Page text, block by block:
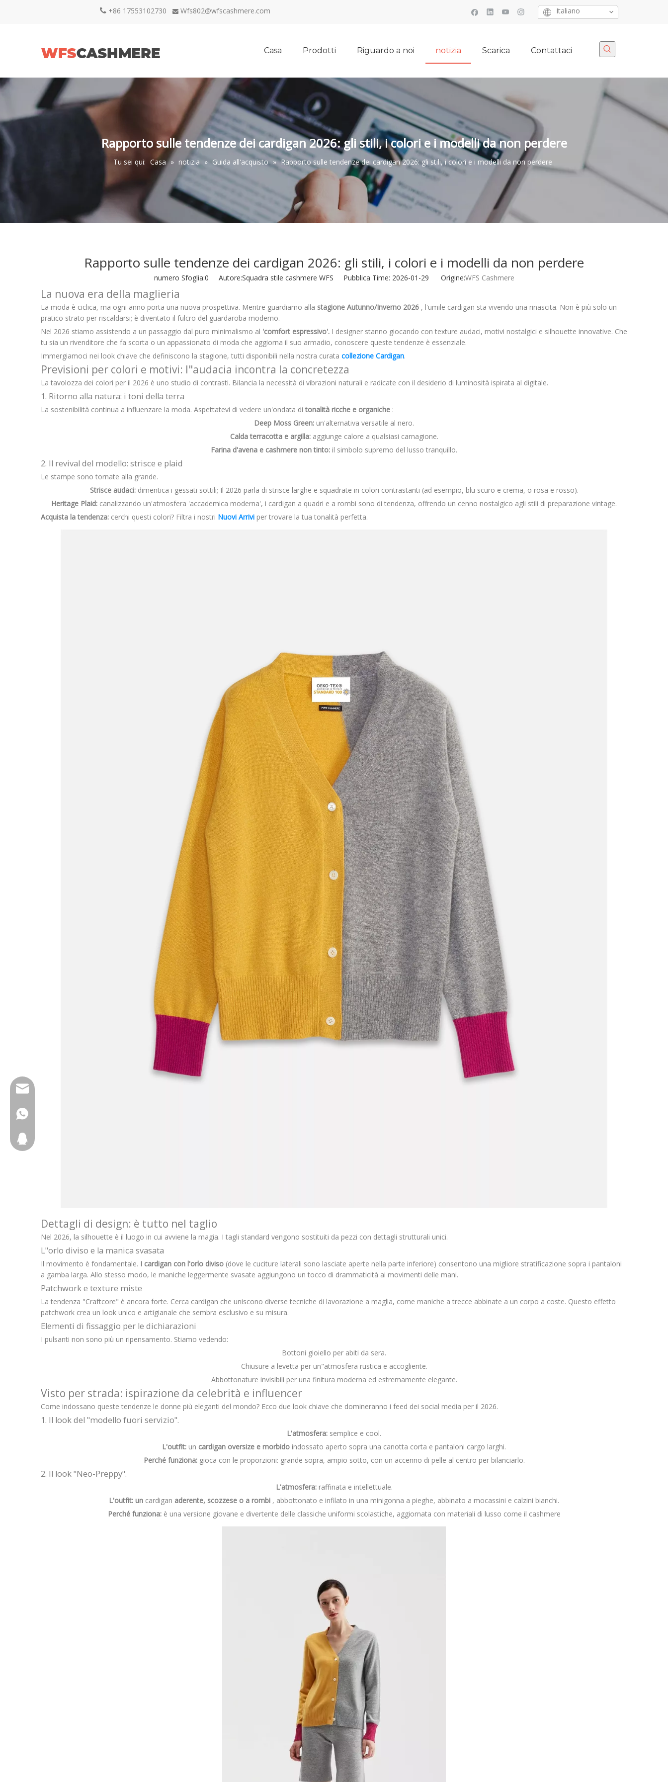
 +86 17553102730  Wfs802@wfscashmere.com Italiano
Casa Prodotti Riguardo a noi notizia Scarica Contattaci
Rapporto sulle tendenze dei cardigan 2026: gli stili, i colori e i modelli da non perdere
Tu sei qui: Casa » notizia » Guida all'acquisto » Rapporto sulle tendenze dei cardigan 2026: gli stili, i colori e i modelli da non perdere
Rapporto sulle tendenze dei cardigan 2026: gli stili, i colori e i modelli da non perdere
numero Sfoglia:0 Autore:Squadra stile cashmere WFS Pubblica Time: 2026-01-29 Origine:WFS Cashmere
La nuova era della maglieria
La moda è ciclica, ma ogni anno porta una nuova prospettiva. Mentre guardiamo alla stagione Autunno/Inverno 2026 , l'umile cardigan sta vivendo una rinascita. Non è più solo un
pratico strato per riscaldarsi; è diventato il fulcro del guardaroba moderno.
Nel 2026 stiamo assistendo a un passaggio dal puro minimalismo al 'comfort espressivo'. I designer stanno giocando con texture audaci, motivi nostalgici e silhouette innovative. Che
tu sia un rivenditore che fa scorta o un appassionato di moda che aggiorna il suo armadio, conoscere queste tendenze è essenziale.
Immergiamoci nei look chiave che definiscono la stagione, tutti disponibili nella nostra curata collezione Cardigan.
Previsioni per colori e motivi: l"audacia incontra la concretezza
La tavolozza dei colori per il 2026 è uno studio di contrasti. Bilancia la necessità di vibrazioni naturali e radicate con il desiderio di luminosità ispirata al digitale.
1. Ritorno alla natura: i toni della terra
La sostenibilità continua a influenzare la moda. Aspettatevi di vedere un'ondata ditonalità ricche e organiche :
Deep Moss Green: un'alternativa versatile al nero.
Calda terracotta e argilla: aggiunge calore a qualsiasi carnagione.
Farina d'avena e cashmere non tinto: il simbolo supremo del lusso tranquillo.
2. Il revival del modello: strisce e plaid
Le stampe sono tornate alla grande.
Strisce audaci: dimentica i gessati sottili; Il 2026 parla di strisce larghe e squadrate in colori contrastanti (ad esempio, blu scuro e crema, o rosa e rosso).
Heritage Plaid: canalizzando un'atmosfera 'accademica moderna', i cardigan a quadri e a rombi sono di tendenza, offrendo un cenno nostalgico agli stili di preparazione vintage.
Acquista la tendenza: cerchi questi colori? Filtra i nostri Nuovi Arrivi per trovare la tua tonalità perfetta.
Dettagli di design: è tutto nel taglio
Nel 2026, la silhouette è il luogo in cui avviene la magia. I tagli standard vengono sostituiti da pezzi con dettagli strutturali unici.
L"orlo diviso e la manica svasata
Il movimento è fondamentale. I cardigan con l'orlo diviso (dove le cuciture laterali sono lasciate aperte nella parte inferiore) consentono una migliore stratificazione sopra i pantaloni
a gamba larga. Allo stesso modo, le maniche leggermente svasate aggiungono un tocco di drammaticità ai movimenti delle mani.
Patchwork e texture miste
La tendenza "Craftcore" è ancora forte. Cerca cardigan che uniscono diverse tecniche di lavorazione a maglia, come maniche a trecce abbinate a un corpo a coste. Questo effetto
patchwork crea un look unico e artigianale che sembra esclusivo e su misura.
Elementi di fissaggio per le dichiarazioni
I pulsanti non sono più un ripensamento. Stiamo vedendo:
Bottoni gioiello per abiti da sera.
Chiusure a levetta per un"atmosfera rustica e accogliente.
Abbottonature invisibili per una finitura moderna ed estremamente elegante.
Visto per strada: ispirazione da celebrità e influencer
Come indossano queste tendenze le donne più eleganti del mondo? Ecco due look chiave che domineranno i feed dei social media per il 2026.
1. Il look del "modello fuori servizio".
L'atmosfera: semplice e cool.
L'outfit: un cardigan oversize e morbido indossato aperto sopra una canotta corta e pantaloni cargo larghi.
Perché funziona: gioca con le proporzioni: grande sopra, ampio sotto, con un accenno di pelle al centro per bilanciarlo.
2. Il look "Neo-Preppy".
L'atmosfera: raffinata e intellettuale.
L'outfit: un cardigan aderente, scozzese o a rombi , abbottonato e infilato in una minigonna a pieghe, abbinato a mocassini e calzini bianchi.
Perché funziona: è una versione giovane e divertente delle classiche uniformi scolastiche, aggiornata con materiali di lusso come il cashmere